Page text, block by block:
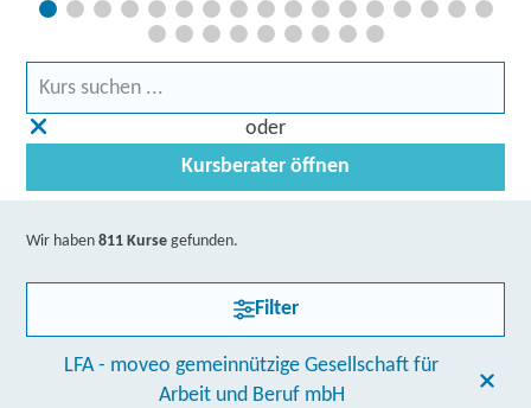
oder
Kursberater öffnen
Wir haben811 Kurse gefunden.
Filter
LFA - moveo gemeinnützige Gesellschaft für
Arbeit und Beruf mbH